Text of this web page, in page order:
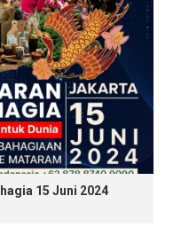
15 Juni 2024